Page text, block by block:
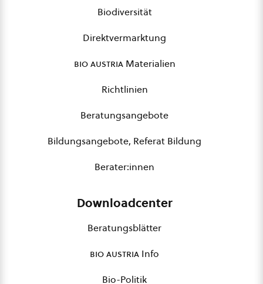
Biodiversität
Direktvermarktung
bio austriaMaterialien
Richtlinien
Beratungsangebote
Bildungsangebote, Referat Bildung
Berater:innen
Downloadcenter
Beratungsblätter
bio austria Info
Bio-Politik